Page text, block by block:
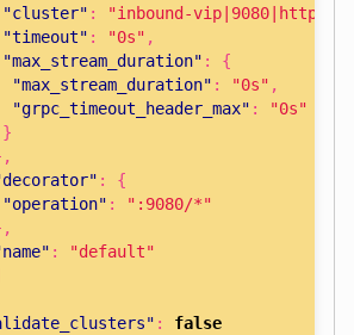
"cluster" :
"inbound-
"timeout" : "0s" ,
"max_stream_duration" :
{
"max_stream_duration" : "0s" ,
"grpc_timeout_header_max" :
"0s"
}
:
{
"operation" :
":9080/*"
:
"default"
:
false